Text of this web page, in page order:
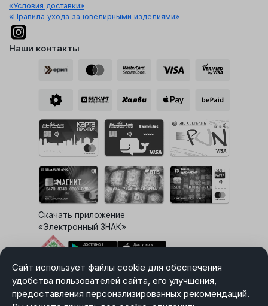
Сайт использует файлы cookie для обеспечения
удобства пользователей сайта, его улучшения,
предоставления персонализированных рекомендаций.
«Условия доставки»
«Правила ухода за ювелирными изделиями»
Наши контакты
Скачать приложение
«Электронный ЗНАК»
Выбор настроек Cookie